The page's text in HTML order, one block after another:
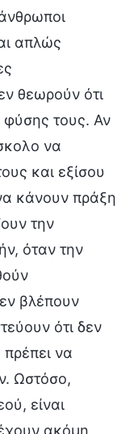
απλώς
θεωρούν ότι
φύσης τους. Αν
να
και εξίσου
κάνουν πράξη
την
όταν την
βλέπουν
ότι δεν
να
Ωστόσο,
είναι
ακόμη